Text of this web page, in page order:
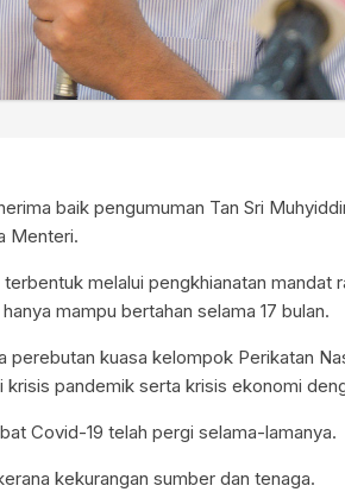
baik pengumuman Tan Sri
Menteri.
melalui pengkhianatan mandat
mampu bertahan selama 17 bulan.
kuasa kelompok Perikatan
pandemik serta krisis ekonomi
Covid-19 telah pergi selama-lamanya.
kekurangan sumber dan tenaga.